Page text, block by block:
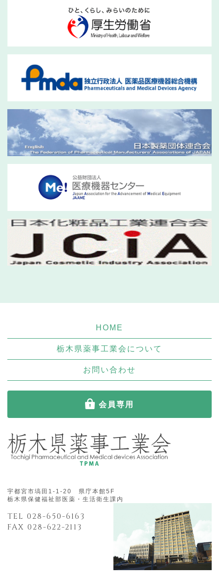
HOME
栃木県薬事工業会について
お問い合わせ
会員専用
宇都宮市塙田1-1-20 県庁本館5F
栃木県保健福祉部医薬・生活衛生課内
TEL 028-650-6163
FAX 028-622-2113